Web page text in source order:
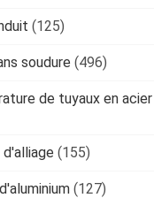
(125)
soudure (496)
de tuyaux en acier
(155)
(127)